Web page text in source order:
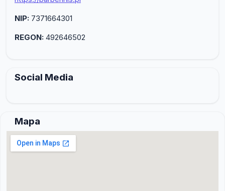
NIP: 7371664301
REGON: 492646502
Social Media
Mapa